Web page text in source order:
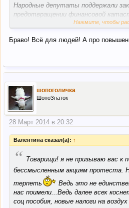
Народные депутаты поддержали
предотвращении финансовой
предпосылок для экономического
Нажмите, чтобы
Браво! Всё для людей! А про
шопоголичка
ШопоЗнаток
28 Март 2014 в 20:32
Валентина сказал(а): ↑
“ Товарищи! я не призываю вас к
бессмысленным акциям протеста.
терпеть
Ведь это не
нас поимели...Ведь далее всех
соц пособия, новые налоги на